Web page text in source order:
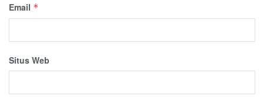
Email *
Situs Web